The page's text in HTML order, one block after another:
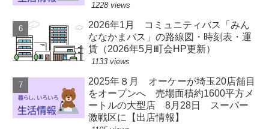
1228 views
2026年1月 コミュニティバス「みん
ななかまバス」の路線図・時刻表・運
賃（2026年5月町会HP更新）
1133 views
2025年８月 オーケーが埼玉20店舗目
をオープンへ 売場面積約1600平方メ
ートルの大型店 8月28日 スーパー
激戦区に【出店情報】